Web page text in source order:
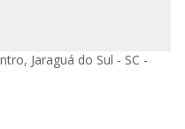
Jaraguá do Sul - SC -